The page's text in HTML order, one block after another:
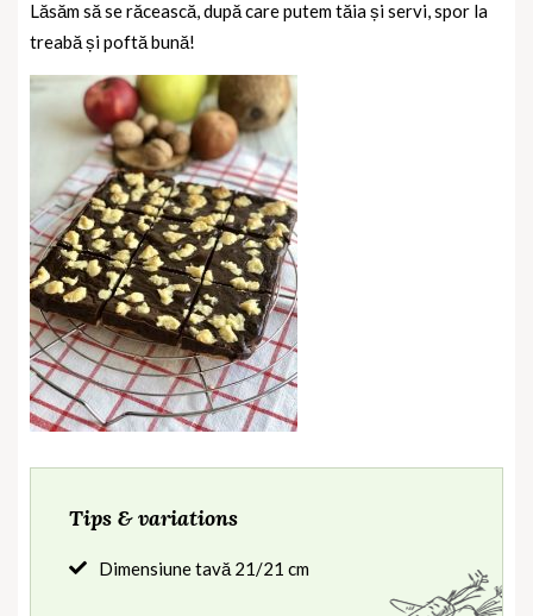
Lăsăm să se răcească, după care putem tăia și servi, spor la
treabă și poftă bună!
Tips & variations
Dimensiune tavă 21/21 cm